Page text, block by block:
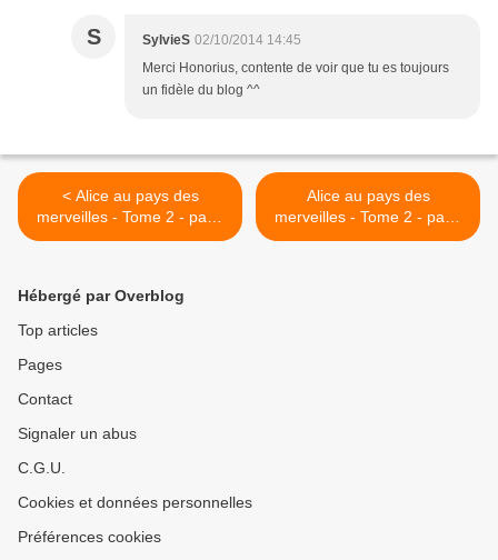
S SylvieS 02/10/2014 14:45
Merci Honorius, contente de voir que tu es toujours
un fidèle du blog ^^
< Alice au pays des
merveilles - Tome 2 - page
48
Alice au pays des
merveilles - Tome 2 - page
49 >
Hébergé par Overblog
Top articles
Pages
Contact
Signaler un abus
C.G.U.
Cookies et données personnelles
Préférences cookies